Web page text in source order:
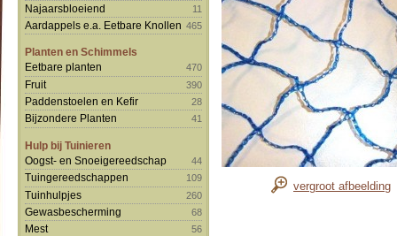
Najaarsbloeiend 11
Aardappels e.a. Eetbare Knollen 465
Planten en Schimmels
Eetbare planten
470
Fruit 390
Paddenstoelen en Kefir 28
Bijzondere Planten 41
Hulp bij Tuinieren
Oogst- en Snoeigereedschap
44
Tuingereedschappen 109
Tuinhulpjes 260
Gewasbescherming 68
Mest 56
vergroot afbeelding